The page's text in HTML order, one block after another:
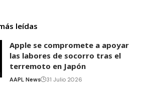
leídas
Apple se compromete a apoyar
las labores de socorro tras el
terremoto en Japón
AAPL News 31 Julio 2026